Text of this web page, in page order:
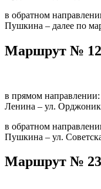
в обратном
Пушкина – далее по
Маршрут № 12
в прямом
Ленина – ул.
в обратном
Пушкина – ул.
Маршрут № 23